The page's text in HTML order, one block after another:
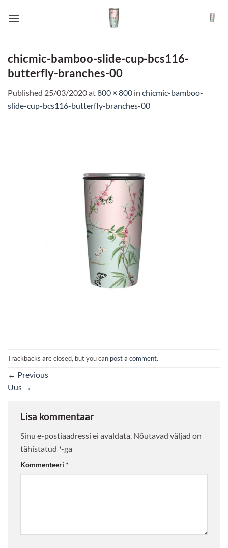
chicmic-bamboo-slide-cup-bcs116-
butterfly-branches-00
Published 25/03/2020at800 × 800 in chicmic-bamboo-
slide-cup-bcs116-butterfly-branches-00
Trackbacks are closed, but you can post a comment.
← Previous
Uus →
Lisa kommentaar
Sinu e-postiaadressi ei avaldata. Nõutavad väljad on
tähistatud *-ga
Kommenteeri *